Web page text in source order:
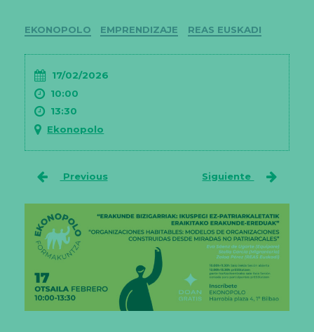
Categorías
EKONOPOLO EMPRENDIZAJE REAS EUSKADI
17/02/2026
10:00
13:30
Ekonopolo
Previous Siguiente